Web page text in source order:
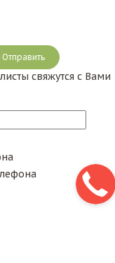
свяжутся с Вами